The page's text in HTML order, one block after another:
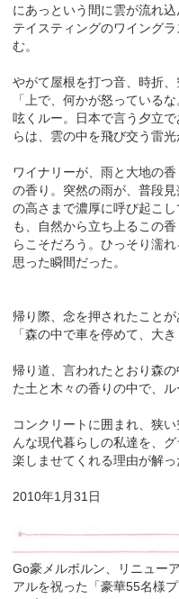
にあっという間に雲が流れ込
テイスティングのワイング
む。
やがて屋根を打つ音、時折、
「上で、何かが怒っているな
呟くルー。日本で言う夕立
らは、雲の中を飛び交う雷光
ワイナリーが、雨と大地の
の香り。突然の雨が、普段
の高さまで濃厚に呼び起こ
も、自然から立ち上るこの
らこそだろう。ひっそり濡
思った瞬間だった。
帰り際、念を押されたことが
「森の中で車を停めて、大
帰り道、言われたとおり森
た土と木々の香りの中で、
コンクリートに囲まれ、狭
んな現代暮らしの私達を、
楽しませてくれる理由が解っ
2010年1月31日
Go豪メルボルン、リニュー
アルを祝った「豪華55名様